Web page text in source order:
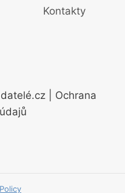
Kontakty
| Ochrana